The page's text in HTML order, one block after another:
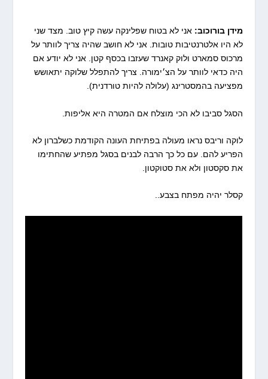
מידן בורוכוב:אני לא בטוח שפלינקה עשה קיץ טוב. מצד שני
לא היו אלטרנטיבות טובות. אני לא חושב שהיה צריך לוותר על
מרכוס סמארט ולוק קאנרד שעזבו בכסף קטן. אני לא יודע אם
היה כדאי לוותר על הצ׳ימורה. צריך להתפלל שלוקה יתאושש
מפציעה בהמסטרינג (עלולה להיות טורדנית).
הסגל סביבו לא הכי מוצלח אם המטרה היא אליפות.
לוקה וריבס נראו מעולה בפתיחת העונה הקודמת כשלברון לא
הפריע להם. עם כל כך הרבה לבנים בסגל מפתיע שהחתימו
את סקסטון ולא את סטוקטון.
קסלר יהיה מפתח בצבע..